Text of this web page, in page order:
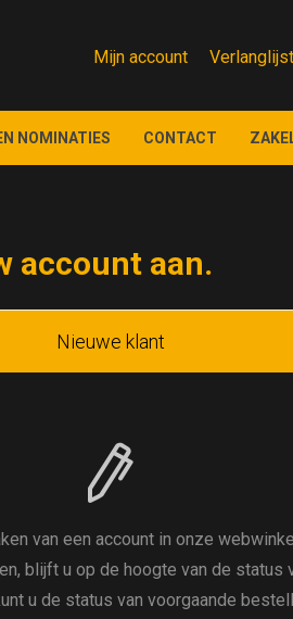
Mijn account Verlanglijst
NOMINATIES CONTACT
account aan.
Nieuwe klant
van een account in onze
blijft u op de hoogte van de status
u de status van voorgaande